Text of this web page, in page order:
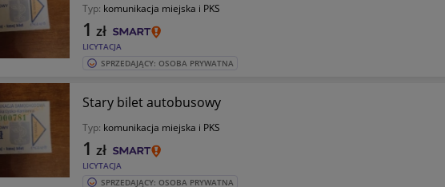
Typ: komunikacja miejska i PKS
LICYTACJA
1 zł
SPRZEDAJĄCY: OSOBA PRYWATNA
Stary bilet autobusowy
Typ: komunikacja miejska i PKS
LICYTACJA
1 zł
SPRZEDAJĄCY: OSOBA PRYWATNA